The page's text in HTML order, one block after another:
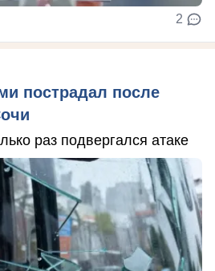
2
пострадал после
раз подвергался атаке